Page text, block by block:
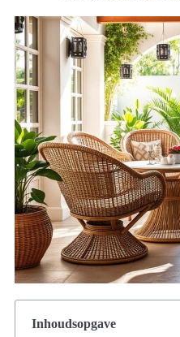
Inhoudsopgave